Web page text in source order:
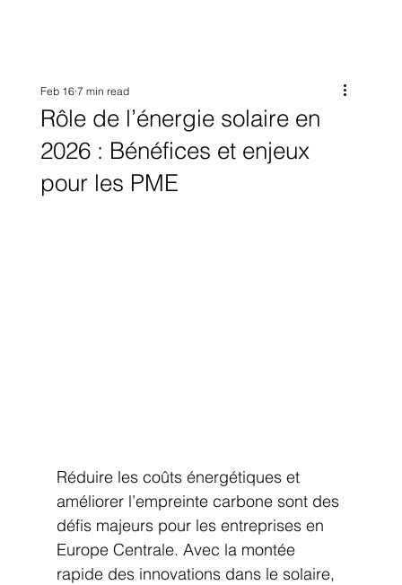
Rôle de l’énergie solaire en
2026 : Bénéfices et enjeux
pour les PME
Feb 16 7 min read
Réduire les coûts énergétiques et
améliorer l’empreinte carbone sont des
défis majeurs pour les entreprises en
Europe Centrale. Avec la montée
rapide des innovations dans le solaire,